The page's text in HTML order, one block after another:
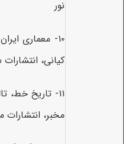
نور
۱۰- معماری
کیانی،
۱۱- تاریخ خط،
مخبر، انتشارات